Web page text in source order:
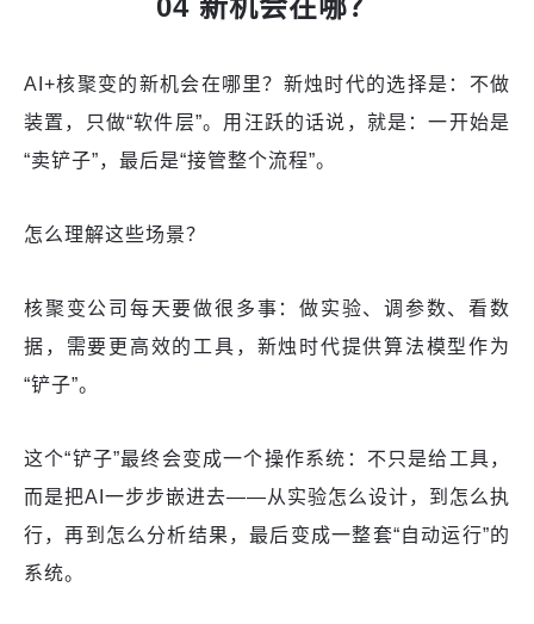
04 新机会在哪？
AI+核聚变的新机会在哪里？新烛时代的选择是：不做
装置，只做“软件层”。用汪跃的话说，就是：一开始是
“卖铲子”，最后是“接管整个流程”。
怎么理解这些场景？
核聚变公司每天要做很多事：做实验、调参数、看数
据，需要更高效的工具，新烛时代提供算法模型作为
“铲子”。
这个“铲子”最终会变成一个操作系统：不只是给工具，
而是把AI一步步嵌进去——从实验怎么设计，到怎么执
行，再到怎么分析结果，最后变成一整套“自动运行”的
系统。